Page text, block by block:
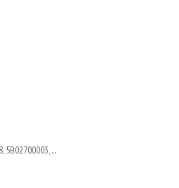
5B02700003, ...